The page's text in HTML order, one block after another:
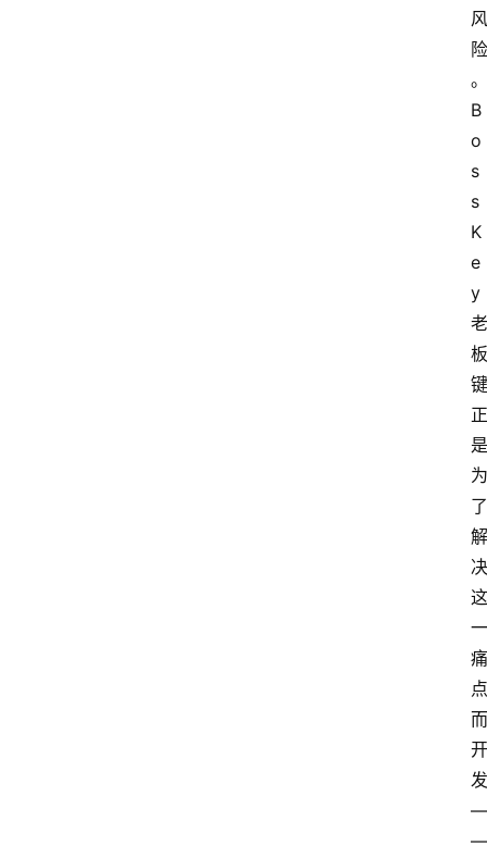
风
险
。
B
o
s
s
K
e
y
老
板
键
正
是
为
了
解
决
这
一
痛
点
而
开
发
—
—